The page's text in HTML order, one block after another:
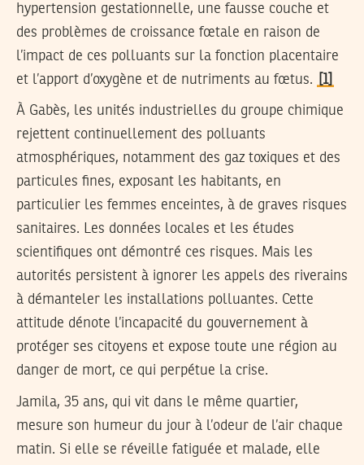
hypertension gestationnelle, une fausse couche et
des problèmes de croissance fœtale en raison de
l’impact de ces polluants sur la fonction placentaire
et l’apport d’oxygène et de nutriments au fœtus.
[1]
À Gabès, les unités industrielles du groupe chimique
rejettent continuellement des polluants
atmosphériques, notamment des gaz toxiques et des
particules fines, exposant les habitants, en
particulier les femmes enceintes, à de graves risques
sanitaires. Les données locales et les études
scientifiques ont démontré ces risques. Mais les
autorités persistent à ignorer les appels des riverains
à démanteler les installations polluantes. Cette
attitude dénote l’incapacité du gouvernement à
protéger ses citoyens et expose toute une région au
danger de mort, ce qui perpétue la crise.
Jamila, 35 ans, qui vit dans le même quartier,
mesure son humeur du jour à l’odeur de l’air chaque
matin. Si elle se réveille fatiguée et malade, elle